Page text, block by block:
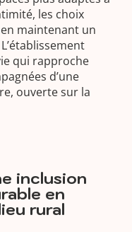
les choix
maintenant un
qui rapproche
d’une
ouverte sur la
inclusion
en
rural